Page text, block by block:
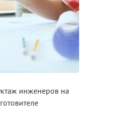
инженеров на